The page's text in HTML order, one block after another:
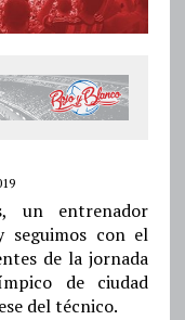
un entrenador
seguimos con el
de la jornada
de ciudad
del técnico.